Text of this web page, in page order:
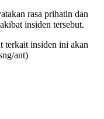
rasa prihatin dan
insiden tersebut.
terkait insiden ini akan
ant)